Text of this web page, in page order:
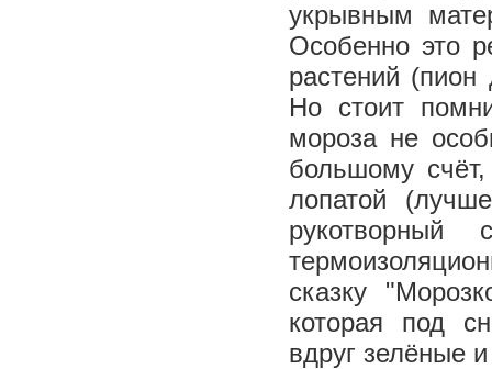
укрывным
Особенно это
растений
Но стоит
мороза не
большому
лопатой
сказку
которая под
вдруг зелёные